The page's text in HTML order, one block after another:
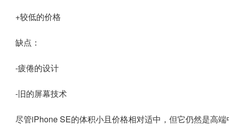
+较低的价格
缺点：
-疲倦的设计
-旧的屏幕技术
尽管iPhone SE的体积小且价格相对适中，但它仍然是高